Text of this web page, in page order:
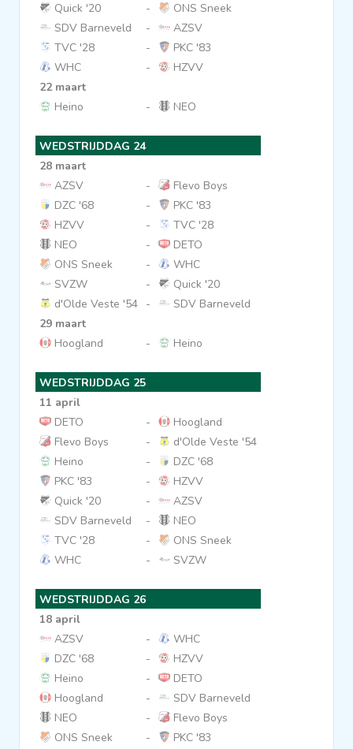
Quick '20
-
ONS Sneek
SDV Barneveld
-
AZSV
TVC '28
-
PKC '83
WHC
-
HZVV
22 maart
Heino
- NEO
WEDSTRIJDDAG 24
28 maart
AZSV
-
Flevo Boys
DZC '68
-
PKC '83
HZVV
-
TVC '28
NEO
-
DETO
ONS Sneek
-
WHC
SVZW
-
Quick '20
d'Olde Veste '54 -
SDV Barneveld
29 maart
Hoogland
- Heino
WEDSTRIJDDAG 25
11 april
DETO
-
Hoogland
Flevo Boys
-
d'Olde Veste '54
Heino
-
DZC '68
PKC '83
-
HZVV
Quick '20
-
AZSV
SDV Barneveld
-
NEO
TVC '28
-
ONS Sneek
WHC
- SVZW
WEDSTRIJDDAG 26
18 april
AZSV
-
WHC
DZC '68
-
HZVV
Heino
-
DETO
Hoogland
-
SDV Barneveld
NEO
-
Flevo Boys
ONS Sneek
-
PKC '83